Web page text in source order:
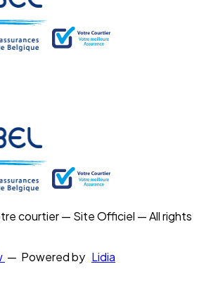
courtier — Site Officiel — All rights
— Powered by Lidia